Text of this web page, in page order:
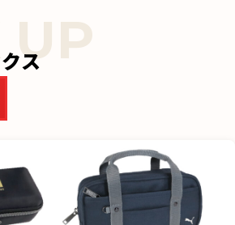
o
o
ス